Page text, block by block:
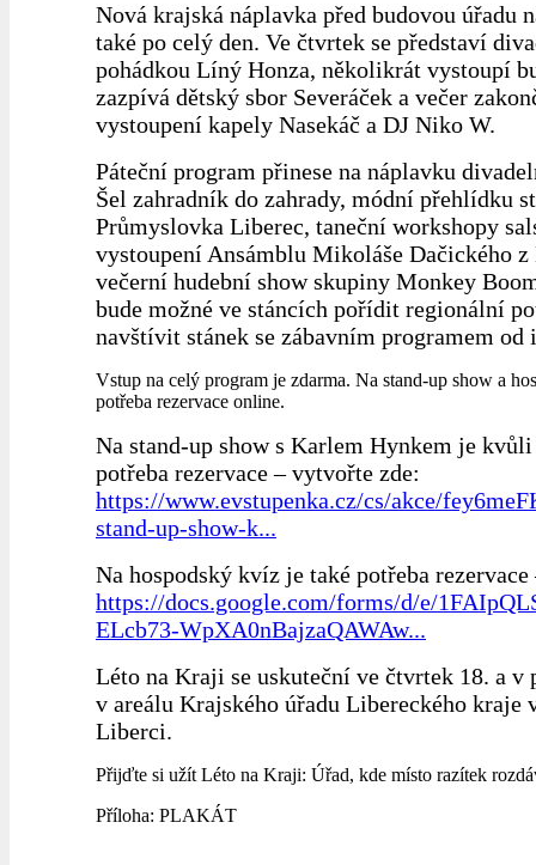
Nová krajská náplavka před budovou úřadu
také po celý den. Ve čtvrtek se představí
pohádkou Líný Honza, několikrát vystoupí
zazpívá dětský sbor Severáček a večer
vystoupení kapely Nasekáč a DJ Niko W.
Páteční program přinese na náplavku
Šel zahradník do zahrady, módní přehlídku
Průmyslovka Liberec, taneční workshopy
vystoupení Ansámblu Mikoláše Dačického z
večerní hudební show skupiny Monkey
bude možné ve stáncích pořídit regionální
navštívit stánek se zábavním programem
Vstup na celý program je zdarma. Na stand-up show a
potřeba rezervace online.
Na stand-up show s Karlem Hynkem je
potřeba rezervace – vytvořte zde:
https://www.evstupenka.cz/cs/akce/
stand-up-show-k...
Na hospodský kvíz je také potřeba
https://docs.google.com/forms/d/e/
ELcb73-WpXA0nBajzaQAWAw...
Léto na Kraji se uskuteční ve čtvrtek 18. a v
v areálu Krajského úřadu Libereckého kraje
Liberci.
Přijďte si užít Léto na Kraji: Úřad, kde místo razítek
Příloha: PLAKÁT